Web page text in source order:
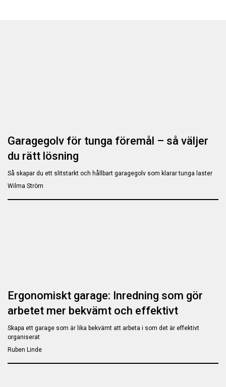
Garagegolv för tunga föremål – så väljer
du rätt lösning
Så skapar du ett slitstarkt och hållbart garagegolv som klarar tunga laster
Wilma Ström
Ergonomiskt garage: Inredning som gör
arbetet mer bekvämt och effektivt
Skapa ett garage som är lika bekvämt att arbeta i som det är effektivt
organiserat
Ruben Linde